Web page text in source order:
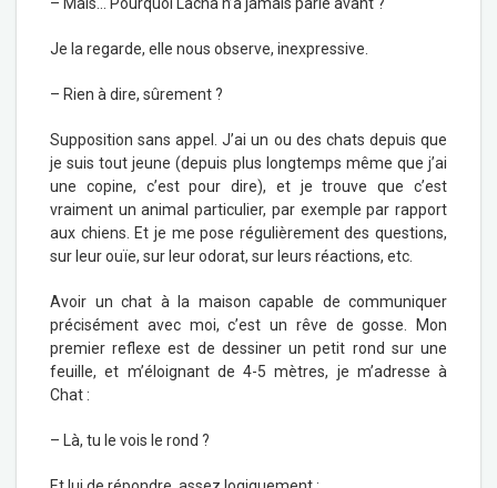
Je la regarde, elle nous observe, inexpressive.
– Rien à dire, sûrement ?
Supposition sans appel. J’ai un ou des chats depuis que
je suis tout jeune (depuis plus longtemps même que j’ai
une copine, c’est pour dire), et je trouve que c’est
vraiment un animal particulier, par exemple par rapport
aux chiens. Et je me pose régulièrement des questions,
sur leur ouïe, sur leur odorat, sur leurs réactions, etc.
Avoir un chat à la maison capable de communiquer
précisément avec moi, c’est un rêve de gosse. Mon
premier reflexe est de dessiner un petit rond sur une
feuille, et m’éloignant de 4-5 mètres, je m’adresse à
Chat :
– Là, tu le vois le rond ?